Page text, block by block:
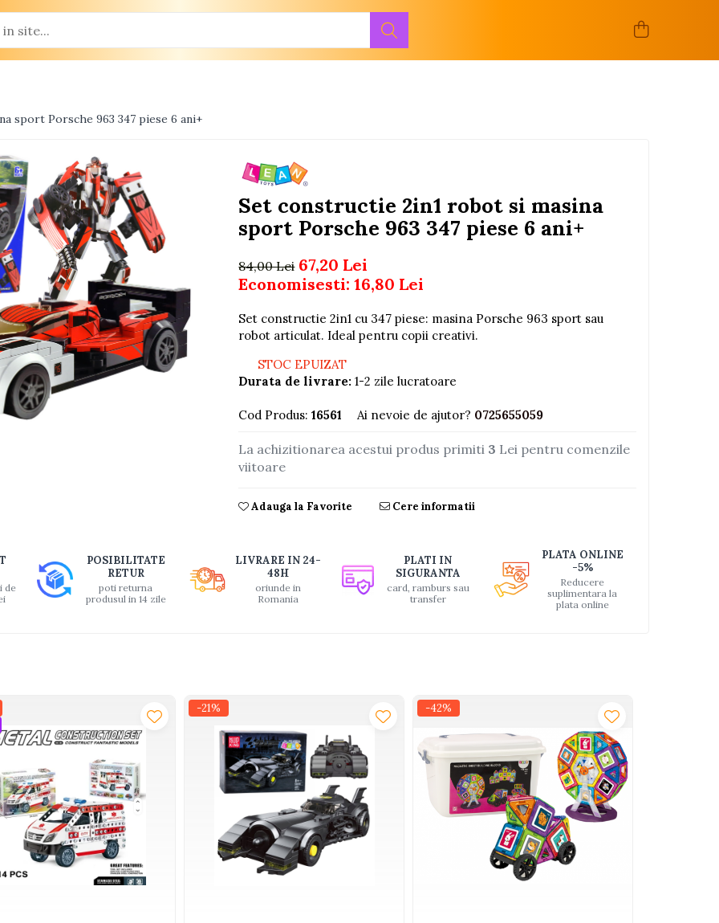
sport Porsche 963 347 piese 6 ani+
Set constructie 2in1 robot si masina
sport Porsche 963 347 piese 6 ani+
84,00 Lei 67,20 Lei
Economisesti:16,80 Lei
Set constructie 2in1 cu 347 piese: masina Porsche 963 sport sau
robot articulat. Ideal pentru copii creativi.
STOC EPUIZAT
Durata de livrare: 1-2 zile lucratoare
Cod Produs: 16561 Ai nevoie de ajutor? 0725655059
La achizitionarea acestui produs primiti 3 Lei pentru comenzile
viitoare
Adauga la Favorite Cere informatii
de
POSIBILITATE
RETUR
poti returna
produsul in 14 zile
LIVRARE IN 24-
48H
oriunde in
Romania
PLATI IN
SIGURANTA
card, ramburs sau
transfer
PLATA ONLINE
-5%
Reducere
suplimentara la
plata online
-21% -42%